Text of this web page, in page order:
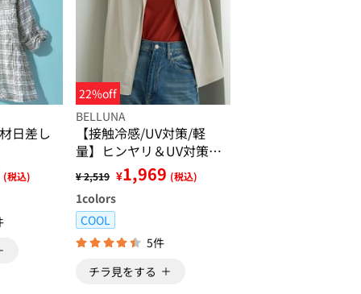
日差し
(税込)
22%off
BELLUNA
【接触冷感/UV対策/軽
量】ヒンヤリ＆UV対策軽
量パーカー
¥ 2,519 ¥1,969 (税込)
1colors
COOL
5件
チラ見をする